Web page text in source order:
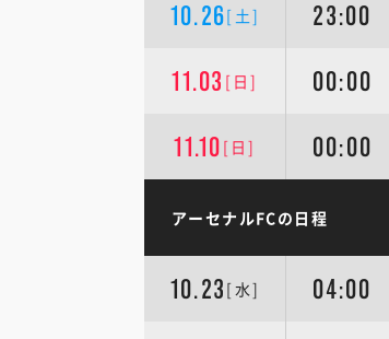
10.26[土] 23:00
11.03 [日] 00:00
11.10 [日] 00:00
アーセナルFCの日程
10.23 [水] 04:00